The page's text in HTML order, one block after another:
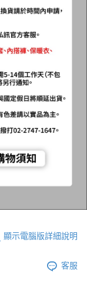
顯示電腦版詳細說明
客服